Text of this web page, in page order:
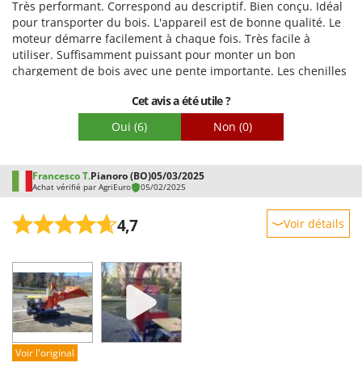
Emballage
Très performant. Correspond au descriptif. Bien conçu. Idéal
pour transporter du bois. L'appareil est de bonne qualité. Le
moteur démarre facilement à chaque fois. Très facile à
utiliser. Suffisamment puissant pour monter un bon
chargement de bois avec une pente importante. Les chenilles
chaque fois. Quelques conseils: -L'appareil est livré sans
l'huile de boîte, et sans l'huile moteur. -Il faut serrer toutes
les vis et écrous avant utilisation: surtout tous les contre-
(embrayage/avance, accélérateur, manettes gauches/droites-
du côté sous le moteur) -Quand vous êtes en pente (chargé),
ne pas enlever la vitesse, et mettre une pierre derrière les
chenilles: sinon ça descend!! -Si vous avez des difficultés à
changer les vitesses, mettre au point mort et enclencher un
Cet avis a été utile ?
Oui (6) Non (0)
Francesco T.Pianoro (BO)05/03/2025
Achat vérifié par AgriEuro 05/02/2025
4,7 Voir détails
Prestations
Facilité d'utilisation
Qualité / Prix
Facilité de montage
Voir l'original